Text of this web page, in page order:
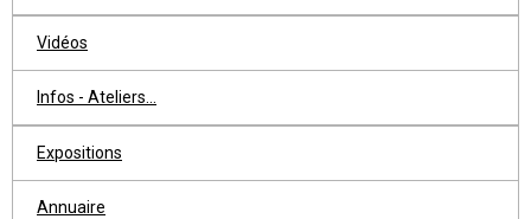
Vidéos
Infos - Ateliers...
Expositions
Annuaire